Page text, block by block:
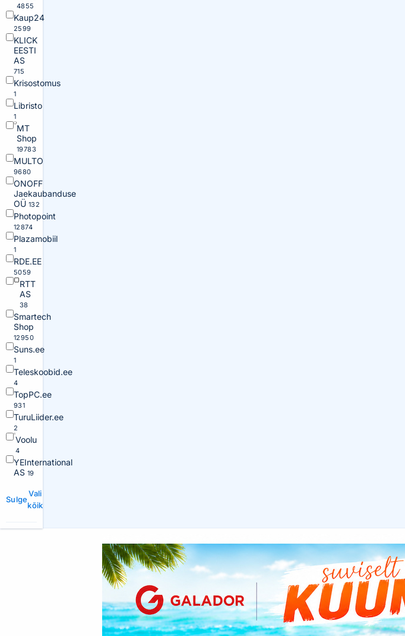
4855
Kaup24
2599
KLICK
EESTI
AS
715
Krisostomus
1
Libristo
1
MT
Shop
19783
MULTO
9680
ONOFF
Jaekaubanduse
OÜ 132
Photopoint
12874
Plazamobiil
1
RDE.EE
5059
RTT
AS
38
Smartech
Shop
12950
Suns.ee
1
Teleskoobid.ee
4
TopPC.ee
931
TuruLiider.ee
2
Voolu
4
YEInternational
AS 19
Sulge
Vali
kõik